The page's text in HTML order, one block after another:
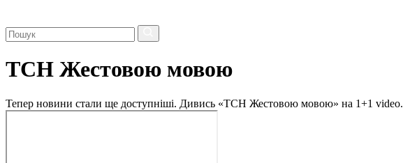
ТСН Жестовою мовою
Тепер новини стали ще доступніші. Дивись «ТСН Жестовою мовою» на 1+1 video.